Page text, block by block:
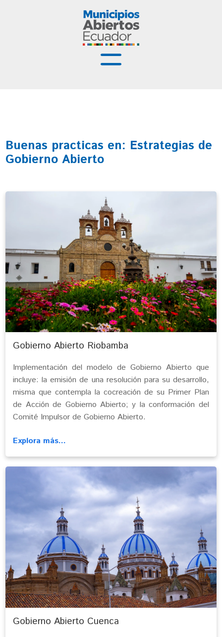
Capacitación
Buenas practicas en: Estrategias de
Gobierno Abierto
Gobierno Abierto Riobamba
Implementación del modelo de Gobierno Abierto que
incluye: la emisión de una resolución para su desarrollo,
misma que contempla la cocreación de su Primer Plan
de Acción de Gobierno Abierto; y la conformación del
Comité Impulsor de Gobierno Abierto.
Explora más...
Gobierno Abierto Cuenca